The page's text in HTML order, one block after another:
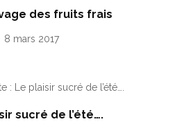
des fruits frais
8 mars 2017
sucré de l’été….